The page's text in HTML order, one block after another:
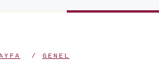
/ GENEL